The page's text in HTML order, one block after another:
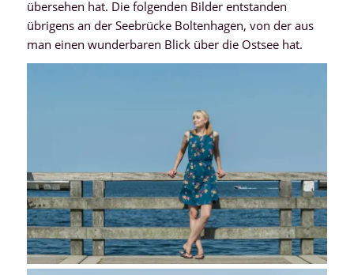
übersehen hat. Die folgenden Bilder entstanden
übrigens an der Seebrücke Boltenhagen, von der aus
man einen wunderbaren Blick über die Ostsee hat.